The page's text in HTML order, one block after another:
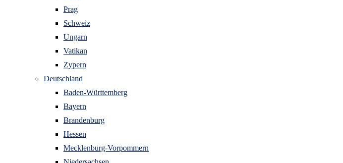
Prag
Schweiz
Ungarn
Vatikan
Zypern
Deutschland
Baden-Württemberg
Bayern
Brandenburg
Hessen
Mecklenburg-Vorpommern